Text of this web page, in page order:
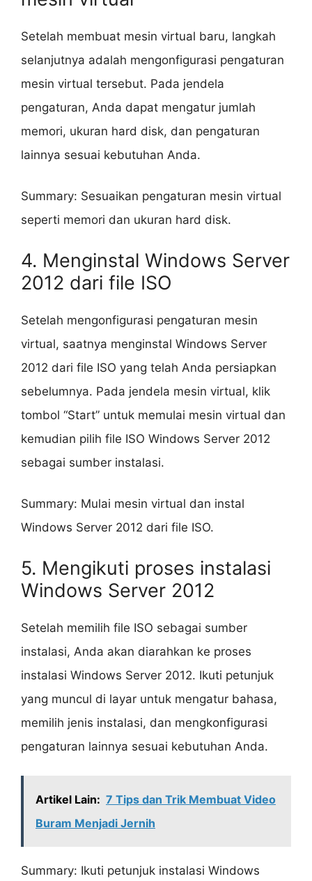
Setelah membuat mesin virtual baru, langkah
selanjutnya adalah mengonfigurasi pengaturan
mesin virtual tersebut. Pada jendela
pengaturan, Anda dapat mengatur jumlah
memori, ukuran hard disk, dan pengaturan
lainnya sesuai kebutuhan Anda.
Summary: Sesuaikan pengaturan mesin virtual
seperti memori dan ukuran hard disk.
4. Menginstal Windows Server
2012 dari file ISO
Setelah mengonfigurasi pengaturan mesin
virtual, saatnya menginstal Windows Server
2012 dari file ISO yang telah Anda persiapkan
sebelumnya. Pada jendela mesin virtual, klik
tombol “Start” untuk memulai mesin virtual dan
kemudian pilih file ISO Windows Server 2012
sebagai sumber instalasi.
Summary: Mulai mesin virtual dan instal
Windows Server 2012 dari file ISO.
5. Mengikuti proses instalasi
Windows Server 2012
Setelah memilih file ISO sebagai sumber
instalasi, Anda akan diarahkan ke proses
instalasi Windows Server 2012. Ikuti petunjuk
yang muncul di layar untuk mengatur bahasa,
memilih jenis instalasi, dan mengkonfigurasi
pengaturan lainnya sesuai kebutuhan Anda.
Artikel Lain: 7 Tips dan Trik Membuat Video
Buram Menjadi Jernih
Summary: Ikuti petunjuk instalasi Windows